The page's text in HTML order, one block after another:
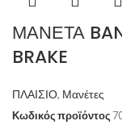
ΜΑΝΕΤΑ
BRAKE
ΠΛΑΙΣΙΟ, Μανέτες
Κωδικός προϊόντος